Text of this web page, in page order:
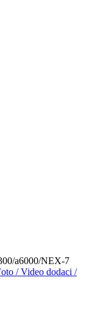
a6000/NEX-7
/ Video dodaci /